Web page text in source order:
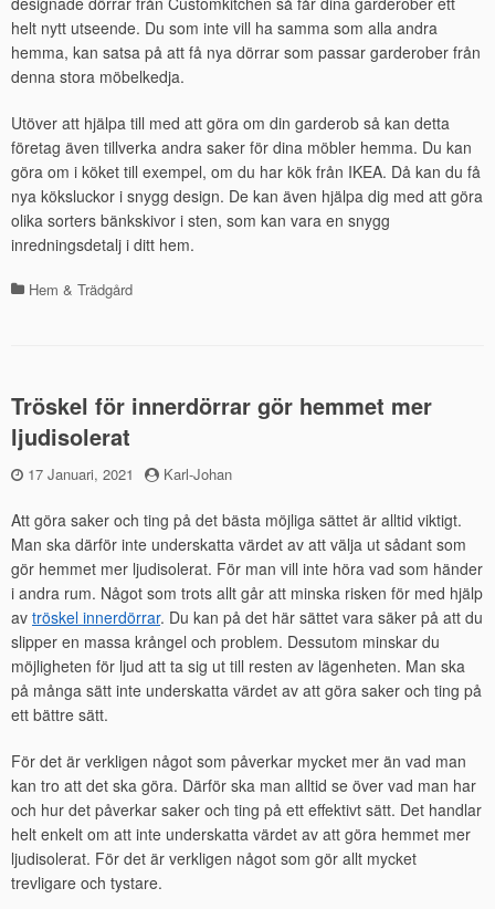
helt nytt utseende. Du som inte vill ha samma som alla andra
hemma, kan satsa på att få nya dörrar som passar garderober från
denna stora möbelkedja.
Ut​över att hjälpa till med att göra om din garderob så kan detta
företag även tillverka andra saker för dina möbler hemma. Du kan
göra om i köket till exempel, om du har kök från IKEA. Då kan du få
nya köksluckor i snygg design. De kan även hjälpa dig med att göra
olika sorters bänkskivor i sten, som kan vara en snygg
inredningsdetalj i ditt hem.
Kategorier
Hem & Trädgård
Tröskel för innerdörrar gör hemmet mer
ljudisolerat
Publicerad
17 Januari, 2021 by
Karl-Johan
Att göra saker och ting på det bästa möjliga sättet är alltid viktigt.
Man ska därför inte underskatta värdet av att välja ut sådant som
gör hemmet mer ljudisolerat. För man vill inte höra vad som händer
i andra rum. Något som trots allt går att minska risken för med hjälp
av tröskel innerdörrar. Du kan på det här sättet vara säker på att du
slipper en massa krångel och problem. Dessutom minskar du
möjligheten för ljud att ta sig ut till resten av lägenheten. Man ska
på många sätt inte underskatta värdet av att göra saker och ting på
ett bättre sätt.
För det är verkligen något som påverkar mycket mer än vad man
kan tro att det ska göra. Därför ska man alltid se över vad man har
och hur det påverkar saker och ting på ett effektivt sätt. Det handlar
helt enkelt om att inte underskatta värdet av att göra hemmet mer
ljudisolerat. För det är verkligen något som gör allt mycket
trevligare och tystare.